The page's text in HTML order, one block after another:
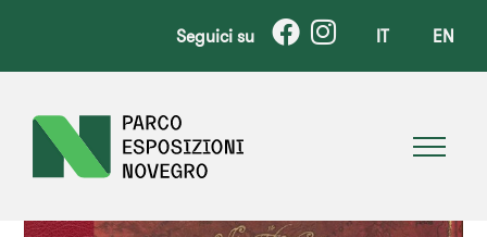
Seguici su IT EN